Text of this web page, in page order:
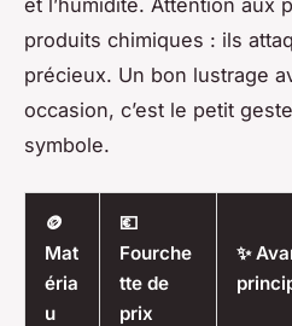
produits chimiques : ils
précieux. Un bon lustrage
occasion, c’est le petit
symbole.
🪙
Mat
éria
u
💶
Fourche
tte de
prix
✨